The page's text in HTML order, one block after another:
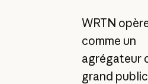
WRTN
comme un
agrégateur
grand